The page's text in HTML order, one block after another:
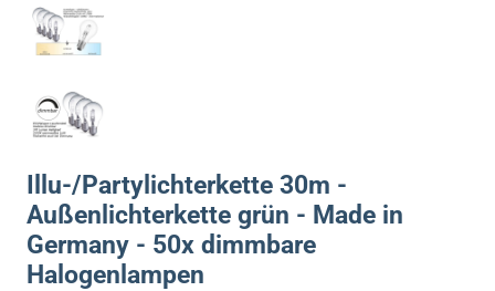
Illu-/Partylichterkette 30m -
Außenlichterkette grün - Made in
Germany - 50x dimmbare
Halogenlampen